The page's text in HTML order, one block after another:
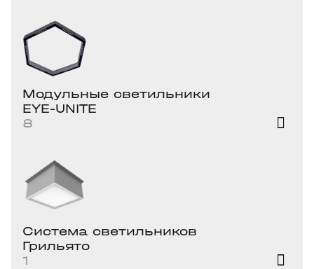
Модульные светильники
EYE-UNITE
8
Система светильников
Грильято
1